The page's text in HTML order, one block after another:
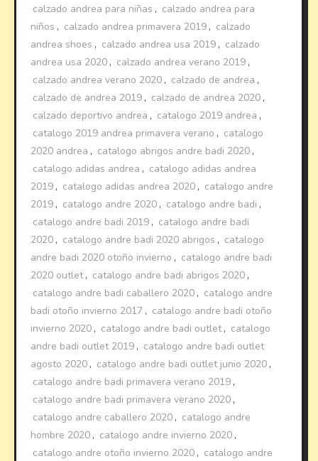
calzado andrea para niñas , calzado andrea para
niños , calzado andrea primavera 2019 , calzado
andrea shoes , calzado andrea usa 2019 , calzado
andrea usa 2020 , calzado andrea verano 2019 ,
calzado andrea verano 2020 , calzado de andrea ,
calzado de andrea 2019 , calzado de andrea 2020 ,
calzado deportivo andrea , catalogo 2019 andrea ,
catalogo 2019 andrea primavera verano , catalogo
2020 andrea , catalogo abrigos andre badi 2020 ,
catalogo adidas andrea , catalogo adidas andrea
2019 , catalogo adidas andrea 2020 , catalogo andre
2019 , catalogo andre 2020 , catalogo andre badi ,
catalogo andre badi 2019 , catalogo andre badi
2020 , catalogo andre badi 2020 abrigos , catalogo
andre badi 2020 otoño invierno , catalogo andre badi
2020 outlet, catalogo andre badi abrigos 2020 ,
catalogo andre badi caballero 2020 , catalogo andre
badi otoño invierno 2017 , catalogo andre badi otoño
invierno 2020 , catalogo andre badi outlet, catalogo
andre badi outlet 2019 , catalogo andre badi outlet
agosto 2020 , catalogo andre badi outlet junio 2020 ,
catalogo andre badi primavera verano 2019 ,
catalogo andre badi primavera verano 2020 ,
catalogo andre caballero 2020 , catalogo andre
hombre 2020 , catalogo andre invierno 2020 ,
catalogo andre otoño invierno 2020 , catalogo andre